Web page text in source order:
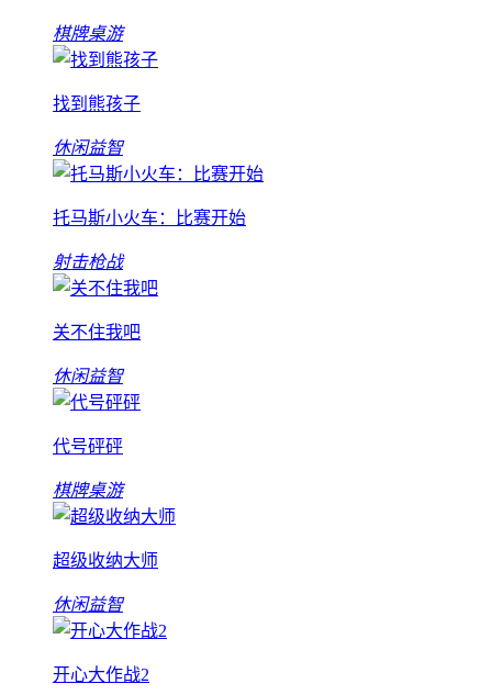
棋牌桌游
找到熊孩子
休闲益智
托马斯小火车：比赛开始
射击枪战
关不住我吧
休闲益智
代号砰砰
棋牌桌游
超级收纳大师
休闲益智
开心大作战2